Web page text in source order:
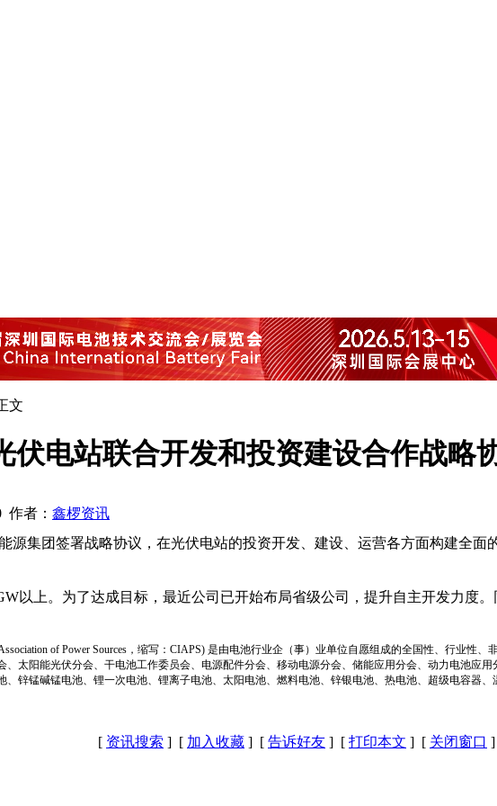
文
伏电站联合开发和投资建设合作战略
作者： 鑫椤资讯
集团签署战略协议，在光伏电站的投资开发、建设、运营各方面构建全面
上。为了达成目标，最近公司已开始布局省级公司，提升自主开发力度
of Power Sources，缩写：CIAPS) 是由电池行业企（事）业单位自愿组成的全国性、行业性
太阳能光伏分会、干电池工作委员会、电源配件分会、移动电源分会、储能应用分会、动力电池应
锌锰碱锰电池、锂一次电池、锂离子电池、太阳电池、燃料电池、锌银电池、热电池、超级电容器
[ 资讯搜索 ] [ 加入收藏 ] [ 告诉好友 ] [ 打印本文 ] [ 关闭窗口 ]